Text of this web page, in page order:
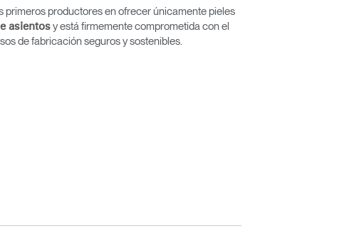
primeros productores en ofrecer únicamente pieles
asientos y está firmemente comprometida con el
de fabricación seguros y sostenibles.